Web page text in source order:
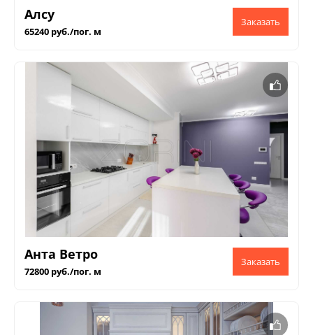
Алсу
65240 руб./пог. м
Анта Ветро
72800 руб./пог. м